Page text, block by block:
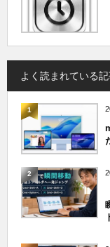
よく読まれている
1
2